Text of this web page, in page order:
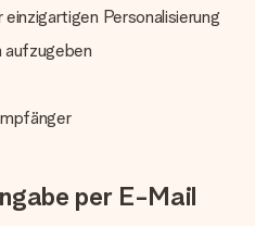
deine Erwartungen nicht
Kundenservice zu
ein passender
und kannst sie jederzeit in
Du kannst das
Personalisierung
aufzugeben
per E-Mail